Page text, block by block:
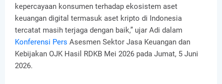
kepercayaan konsumen terhadap ekosistem aset
keuangan digital termasuk aset kripto di Indonesia
tercatat masih terjaga dengan baik,” ujar Adi dalam
Konferensi Pers Asesmen Sektor Jasa Keuangan dan
Kebijakan OJK Hasil RDKB Mei 2026 pada Jumat, 5 Juni
2026.